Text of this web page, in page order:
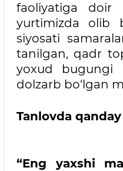
faoliyatiga doir
yurtimizda olib
siyosati
tanilgan, qadr
yoxud bugungi
dolzarb bo‘lgan
Tanlovda
“Eng yaxshi